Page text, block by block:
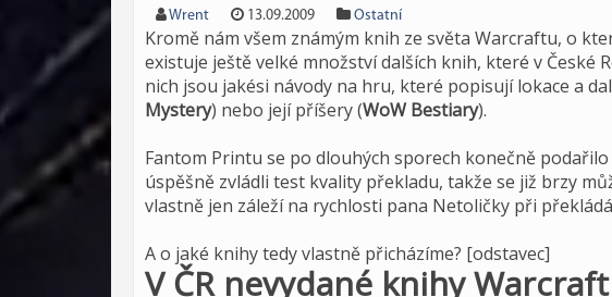
Wrent 13.09.2009 Ostatní
Kromě nám všem známým knih ze světa Warcraftu, o
existuje ještě velké množství dalších knih, které v České
nich jsou jakési návody na hru, které popisují lokace a
Mystery) nebo její příšery (WoW Bestiary).
Fantom Printu se po dlouhých sporech konečně
úspěšně zvládli test kvality překladu, takže se již brzy
vlastně jen záleží na rychlosti pana Netoličky při
A o jaké knihy tedy vlastně přicházíme? [odstavec]
V ČR nevydané knihy Warcraft